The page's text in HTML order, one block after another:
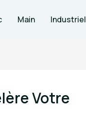
Main Industriel
Votre